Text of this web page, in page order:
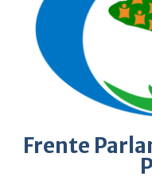
Frente